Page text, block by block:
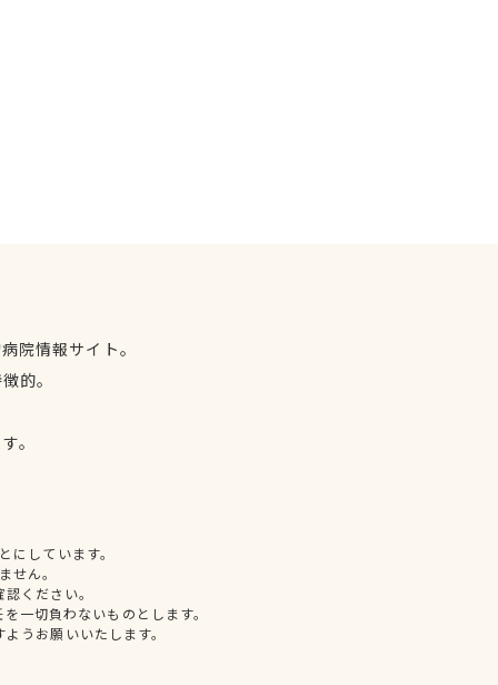
院情報サイト。
的。
。
しています。
せん。
ください。
一切負わないものとします。
うお願いいたします。